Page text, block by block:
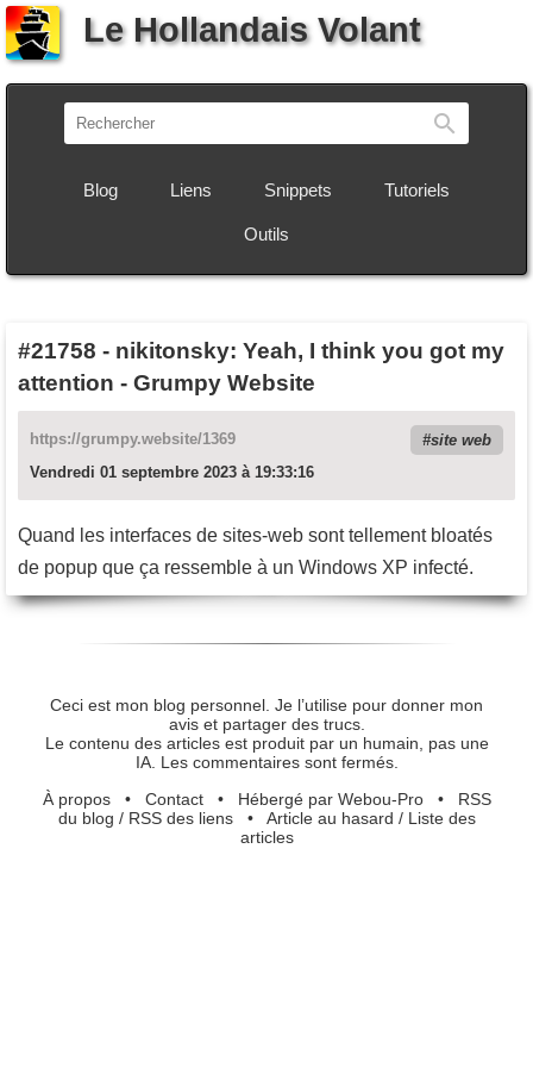
Le Hollandais Volant
Blog Liens Snippets Tutoriels
Outils
#21758 - nikitonsky: Yeah, I think you got my
attention - Grumpy Website
https://grumpy.website/1369
site web
Vendredi 01 septembre 2023 à 19:33:16
Quand les interfaces de sites-web sont tellement bloatés
de popup que ça ressemble à un Windows XP infecté.
Ceci est mon blog personnel. Je l’utilise pour donner mon
avis et partager des trucs.
Le contenu des articles est produit par un humain, pas une
IA. Les commentaires sont fermés.
À propos• Contact• Hébergé par Webou-Pro• RSS
du blog / RSS des liens• Article au hasard / Liste des
articles